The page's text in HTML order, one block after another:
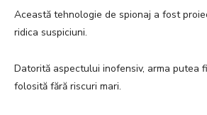
Această tehnologie de spionaj a fost
ridica suspiciuni.
Datorită aspectului inofensiv, arma putea
folosită fără riscuri mari.